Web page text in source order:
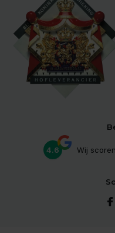
4.6 Wij